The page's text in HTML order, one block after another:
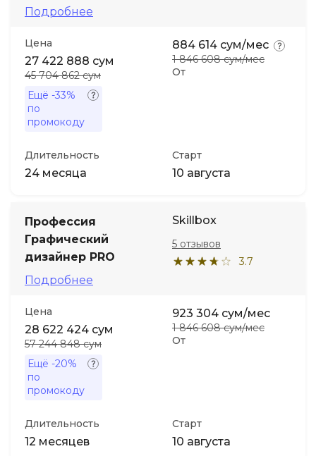
Подробнее
Цена
27 422 888 сум
45 704 862 сум
Ещё -33%
по
промокоду
От
884 614 сум/мес
1 846 608 сум/мес
Длительность
24 месяца
Старт
10 августа
Профессия
Графический
дизайнер PRO
Подробнее
Skillbox
3.7
5 отзывов
Цена
28 622 424 сум
57 244 848 сум
Ещё -20%
по
промокоду
От
923 304 сум/мес
1 846 608 сум/мес
Длительность
12 месяцев
Старт
10 августа
Soft Skills
ДПО
Детям